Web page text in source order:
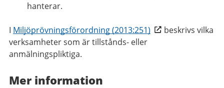
hanterar.
I Miljöprövningsförordning (2013:251)
beskrivs vilka
verksamheter som är tillstånds- eller
anmälningspliktiga.
Mer information